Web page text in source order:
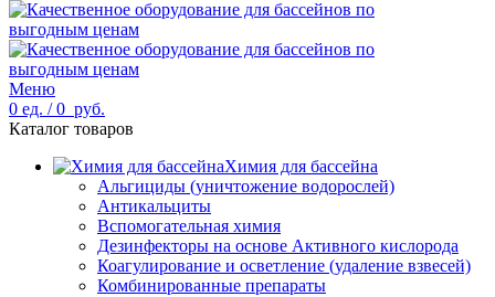
Меню
0 ед. / 0 руб.
Каталог товаров
Химия для бассейна
Альгициды (уничтожение водорослей)
Антикальциты
Вспомогательная химия
Дезинфекторы на основе Активного кислорода
Коагулирование и осветление (удаление взвесей)
Комбинированные препараты